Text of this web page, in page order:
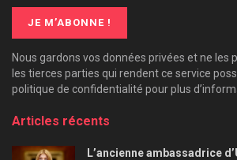
Nous gardons vos données privées et ne les
les tierces parties qui rendent ce service
politique de confidentialité pour plus
Articles récents
L’ancienne ambassadrice